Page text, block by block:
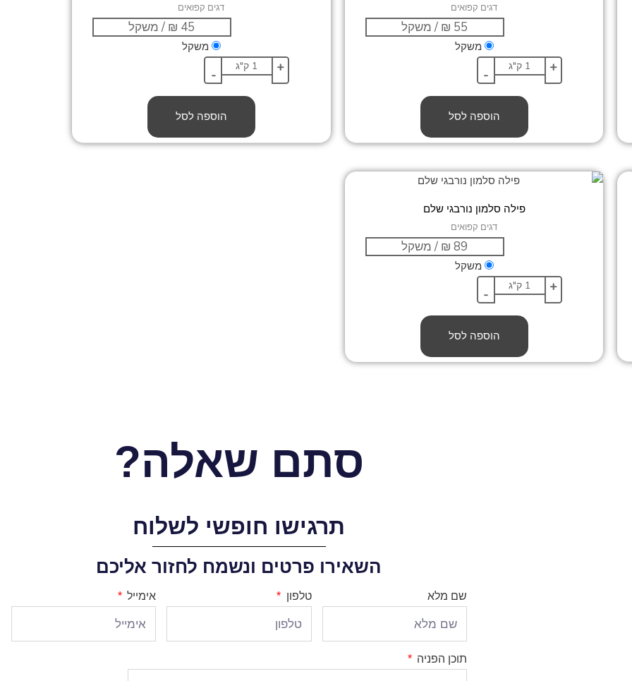
דגים קפואים
משקל
+
-
הוספה לסל
דגים קפואים
משקל
+
-
הוספה לסל
פילה סלמון נורבגי שלם
דגים קפואים
משקל
+
-
הוספה לסל
סתם שאלה?
תרגישו חופשי לשלוח
השאירו פרטים ונשמח לחזור אליכם
שם מלא טלפון אימייל
תוכן הפניה